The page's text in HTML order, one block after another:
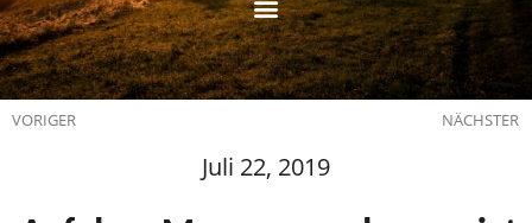
VORIGER NÄCHSTER
Juli 22, 2019